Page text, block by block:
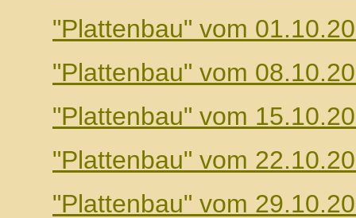
"Plattenbau" vom
"Plattenbau" vom
"Plattenbau" vom
"Plattenbau" vom
"Plattenbau" vom